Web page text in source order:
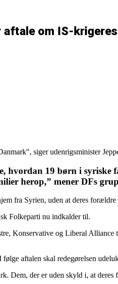
aftale om IS-
siger udenrigsminister
hvordan 19 børn i syriske
herop,” mener DFs
fra Syrien, uden at deres forældre
Folkeparti nu indkalder til.
Konservative og Liberal
aftalen skal redegørelsen
Dem, der er uden skyld i, at